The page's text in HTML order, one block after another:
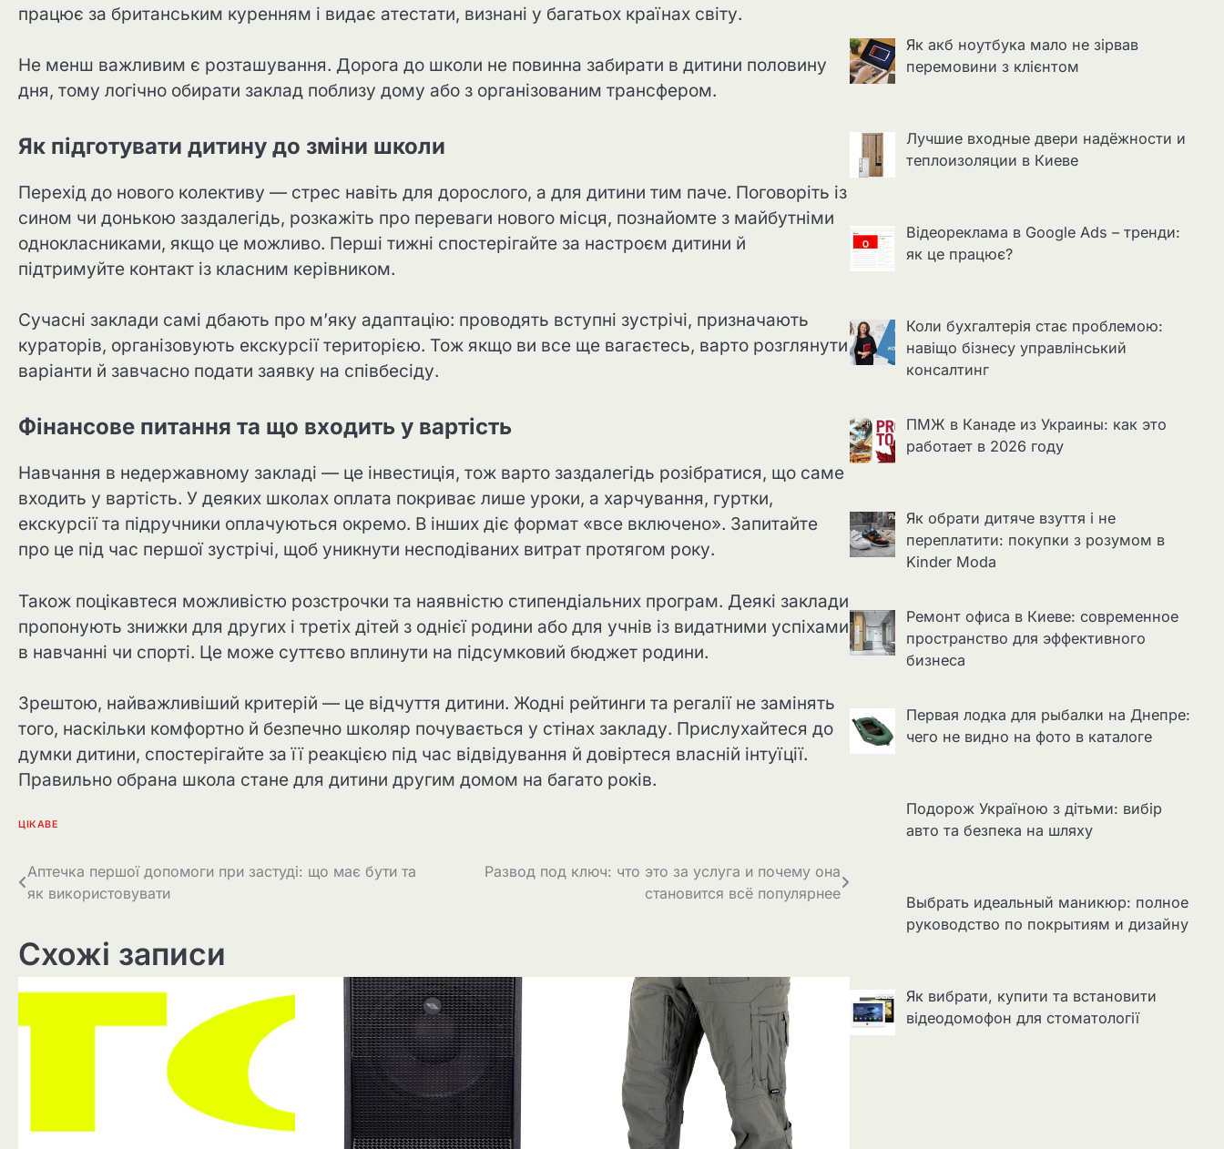
працює за британським куренням і видає атестати, визнані у багатьох країнах світу.
Не менш важливим є розташування. Дорога до школи не повинна забирати в дитини половину
дня, тому логічно обирати заклад поблизу дому або з організованим трансфером.
Як підготувати дитину до зміни школи
Перехід до нового колективу — стрес навіть для дорослого, а для дитини тим паче. Поговоріть із
сином чи донькою заздалегідь, розкажіть про переваги нового місця, познайомте з майбутніми
однокласниками, якщо це можливо. Перші тижні спостерігайте за настроєм дитини й
підтримуйте контакт із класним керівником.
Сучасні заклади самі дбають про мʼяку адаптацію: проводять вступні зустрічі, призначають
кураторів, організовують екскурсії територією. Тож якщо ви все ще вагаєтесь, варто розглянути
варіанти й завчасно подати заявку на співбесіду.
Фінансове питання та що входить у вартість
Навчання в недержавному закладі — це інвестиція, тож варто заздалегідь розібратися, що саме
входить у вартість. У деяких школах оплата покриває лише уроки, а харчування, гуртки,
екскурсії та підручники оплачуються окремо. В інших діє формат «все включено». Запитайте
про це під час першої зустрічі, щоб уникнути несподіваних витрат протягом року.
Також поцікавтеся можливістю розстрочки та наявністю стипендіальних програм. Деякі заклади
пропонують знижки для других і третіх дітей з однієї родини або для учнів із видатними успіхами
в навчанні чи спорті. Це може суттєво вплинути на підсумковий бюджет родини.
Зрештою, найважливіший критерій — це відчуття дитини. Жодні рейтинги та регалії не замінять
того, наскільки комфортно й безпечно школяр почувається у стінах закладу. Прислухайтеся до
думки дитини, спостерігайте за її реакцією під час відвідування й довіртеся власній інтуїції.
Правильно обрана школа стане для дитини другим домом на багато років.
ЦІКАВЕ
Навігація
записів
Аптечка першої допомоги при застуді: що має бути та
як використовувати
Развод под ключ: что это за услуга и почему она
становится всё популярнее
Схожі записи
Як акб ноутбука мало не зірвав
перемовини з клієнтом
Лучшие входные двери надёжности и
теплоизоляции в Киеве
Відеореклама в Google Ads – тренди:
як це працює?
Коли бухгалтерія стає проблемою:
навіщо бізнесу управлінський
консалтинг
ПМЖ в Канаде из Украины: как это
работает в 2026 году
Як обрати дитяче взуття і не
переплатити: покупки з розумом в
Kinder Moda
Ремонт офиса в Киеве: современное
пространство для эффективного
бизнеса
Первая лодка для рыбалки на Днепре:
чего не видно на фото в каталоге
Подорож Україною з дітьми: вибір
авто та безпека на шляху
Выбрать идеальный маникюр: полное
руководство по покрытиям и дизайну
Як вибрати, купити та встановити
відеодомофон для стоматології